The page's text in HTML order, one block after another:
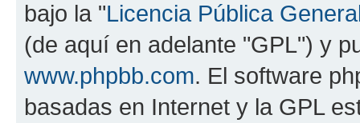
bajo la "Licencia Pública
(de aquí en adelante "GPL") y
www.phpbb.com. El software
basadas en Internet y la GPL